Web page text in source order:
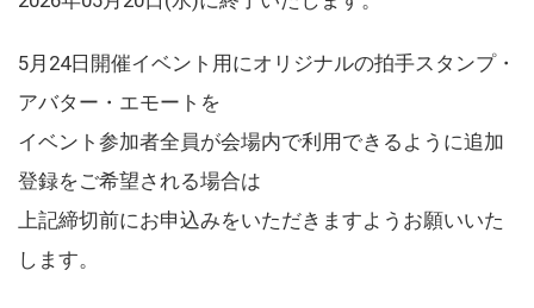
5月24日開催イベント用にオリジナルの拍手スタンプ・
アバター・エモートを
イベント参加者全員が会場内で利用できるように追加
登録をご希望される場合は
上記締切前にお申込みをいただきますようお願いいた
します。